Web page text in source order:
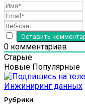
0 комментариев
Старые
Новые Популярные
Рубрики